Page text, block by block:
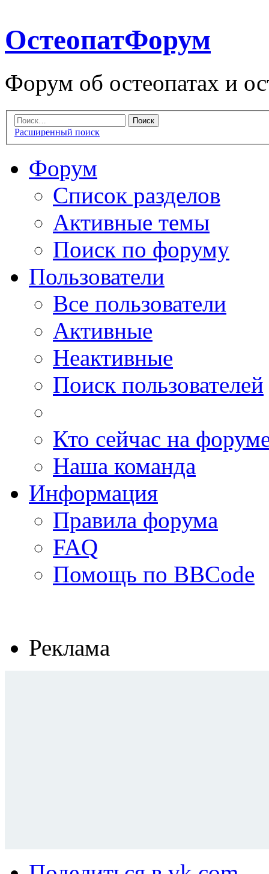
ОстеопатФорум
Форум об остеопатах и
Расширенный поиск
Форум
Список разделов
Активные темы
Поиск по форуму
Пользователи
Все пользователи
Активные
Неактивные
Поиск пользователей
Кто сейчас на
Наша команда
Информация
Правила форума
FAQ
Помощь по BBCode
Реклама